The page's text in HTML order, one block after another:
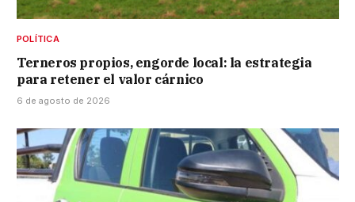
POLÍTICA
Terneros propios, engorde local: la estrategia
para retener el valor cárnico
6 de agosto de 2026